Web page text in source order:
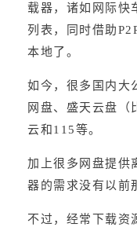
载器，诸如网际快
列表，同时借助
本地了。
如今，很多国内大
网盘、盛天云盘（
云和115等。
加上很多网盘提供
器的需求没有以前
不过，经常下载资